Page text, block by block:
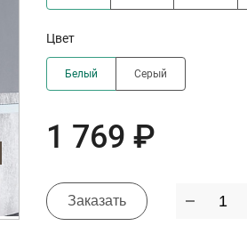
Цвет
Белый Серый
1 769 ₽
Заказать